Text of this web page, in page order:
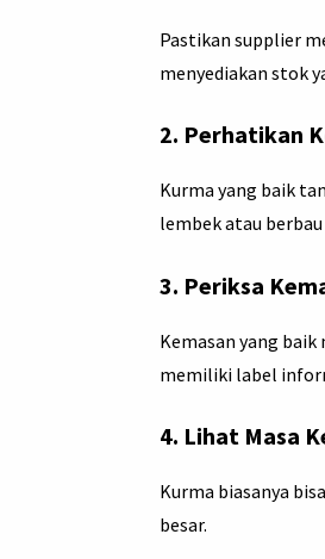
Pastikan supplier
menyediakan stok
2. Perhatikan
Kurma yang baik
lembek atau berbau
3. Periksa
Kemasan yang
memiliki label
4. Lihat Masa
Kurma biasanya
besar.